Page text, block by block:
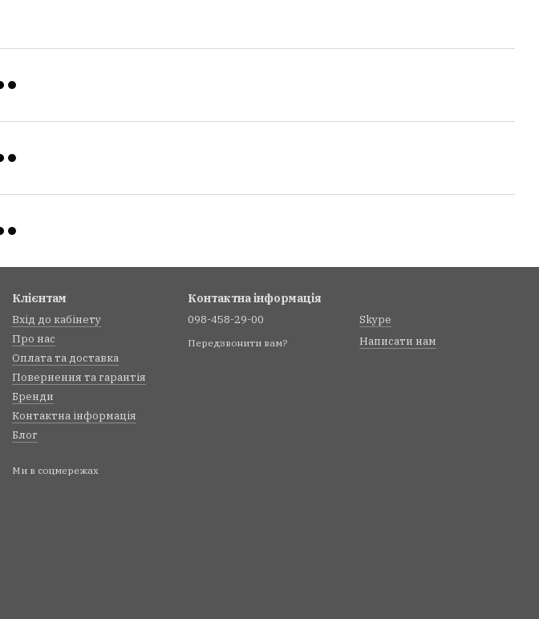
Клієнтам
Вхід до кабінету
Про нас
Оплата та доставка
Повернення та гарантія
Бренди
Контактна інформація
Блог
Ми в соцмережах
Контактна інформація
098-458-29-00
Передзвонити вам?
Skype
Написати нам